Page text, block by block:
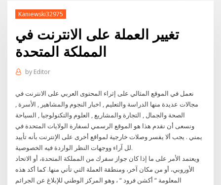
Kaniewski32975
تغيير العملة على الانترنت في
المملكة المتحدة
by Editor
نعمل في الموقع المثالي على إثراء المحتوى العربي على الانترنت في
مجالات عديدة منها الدراسة والتعليم , اخبار النجوم والمشاهير , الأسرة ,
الصحة والجمال , التجارة والمشاريع , العلوم والتكنولوجيا , السياحة
ونسعى أن نقدم هذا هو الموقع الرسمي لسفارة الولايات المتحدة في
يمني . يجب ألا يفسر وصلات خارجية لمواقع أخرى على الإنترنت بأنه تأييد
لل آراء ووجهات النظر الواردة فيه الخصوصية.
ويعتمد الأمر على ما إذا كان جواز سفرك من المملكة المتحدة، أو الاتحاد
الأوروبي، أو من مكان آخر، ومنطقة العملة التي تأتي منها. كما أكد هذه
المعلومة “ أكشن فرود “ ، وهو المركز الوطني للإبلاغ عن الجرائم